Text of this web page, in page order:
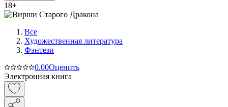
18+
Все
Художественная литература
Фэнтези
0.00Оценить
Электронная книга